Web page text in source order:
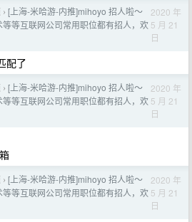
› [上海-米哈游-内推]mihoyo 招人啦～
等互联网公司常用职位都有招人，欢
2020 年
5 月 21
日
配了
› [上海-米哈游-内推]mihoyo 招人啦～
等互联网公司常用职位都有招人，欢
2020 年
5 月 21
日
› [上海-米哈游-内推]mihoyo 招人啦～
等互联网公司常用职位都有招人，欢
2020 年
5 月 21
日